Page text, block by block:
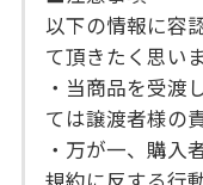
以下の情報に容
て頂きたく思いま
・当商品を受渡
ては譲渡者様の
・万が一、購入